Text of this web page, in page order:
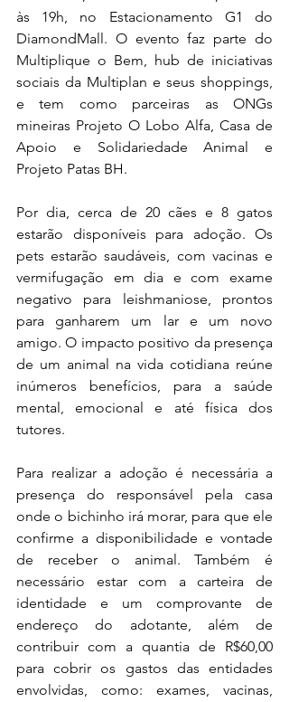
às 19h, no Estacionamento G1 do
DiamondMall. O evento faz parte do
Multiplique o Bem, hub de iniciativas
sociais da Multiplan e seus shoppings,
e tem como parceiras as ONGs
mineiras Projeto O Lobo Alfa, Casa de
Apoio e Solidariedade Animal e
Projeto Patas BH.
Por dia, cerca de 20 cães e 8 gatos
estarão disponíveis para adoção. Os
pets estarão saudáveis, com vacinas e
vermifugação em dia e com exame
negativo para leishmaniose, prontos
para ganharem um lar e um novo
amigo. O impacto positivo da presença
de um animal na vida cotidiana reúne
inúmeros benefícios, para a saúde
mental, emocional e até física dos
tutores.
Para realizar a adoção é necessária a
presença do responsável pela casa
onde o bichinho irá morar, para que ele
confirme a disponibilidade e vontade
de receber o animal. Também é
necessário estar com a carteira de
identidade e um comprovante de
endereço do adotante, além de
contribuir com a quantia de R$60,00
para cobrir os gastos das entidades
envolvidas, como: exames, vacinas,